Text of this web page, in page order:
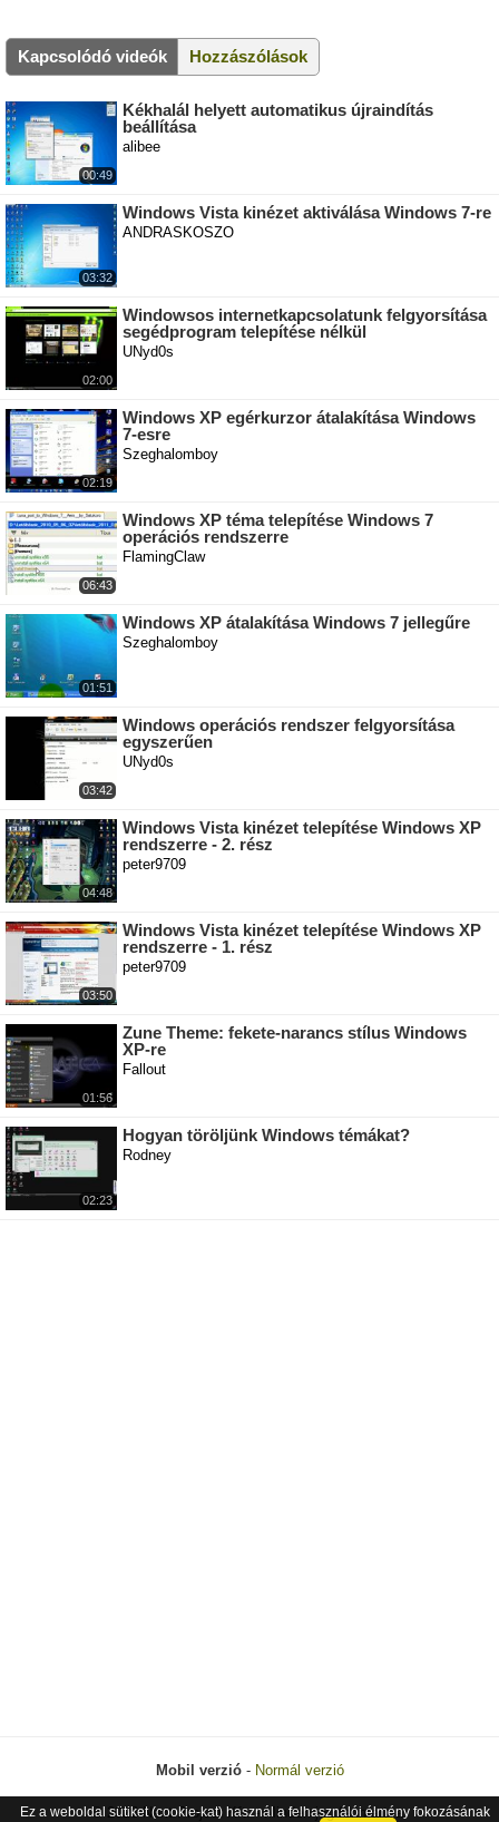
Kapcsolódó videók Hozzászólások
00:49
Kékhalál helyett automatikus újraindítás
beállítása
alibee
03:32
Windows Vista kinézet aktiválása Windows 7-re
ANDRASKOSZO
02:00
Windowsos internetkapcsolatunk felgyorsítása
segédprogram telepítése nélkül
UNyd0s
02:19
Windows XP egérkurzor átalakítása Windows
7-esre
Szeghalomboy
06:43
Windows XP téma telepítése Windows 7
operációs rendszerre
FlamingClaw
01:51
Windows XP átalakítása Windows 7 jellegűre
Szeghalomboy
03:42
Windows operációs rendszer felgyorsítása
egyszerűen
UNyd0s
04:48
Windows Vista kinézet telepítése Windows XP
rendszerre - 2. rész
peter9709
03:50
Windows Vista kinézet telepítése Windows XP
rendszerre - 1. rész
peter9709
01:56
Zune Theme: fekete-narancs stílus Windows
XP-re
Fallout
02:23
Hogyan töröljünk Windows témákat?
Rodney
Mobil verzió- Normál verzió
© 2026 Next Project Kft. - Minden jog fenntartva.
Ez a weboldal sütiket (cookie-kat) használ a felhasználói élmény fokozásának